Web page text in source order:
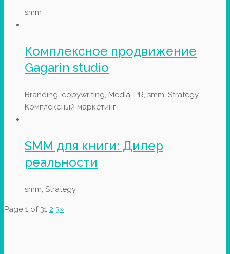
smm
Комплексное продвижение
Gagarin studio
Branding, copywriting, Media, PR, smm, Strategy,
Комплексный маркетинг
SMM для книги: Дилер
реальности
smm, Strategy
Page 1 of 31 2 3»